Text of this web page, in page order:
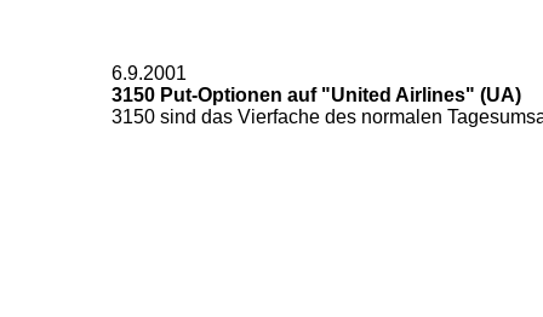
6.9.2001
3150 Put-Optionen auf "United Airlines" (UA)
3150 sind das Vierfache des normalen